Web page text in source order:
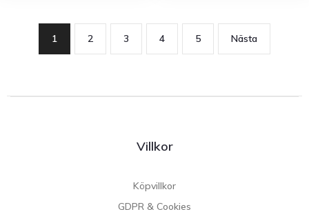
1 2 3 4 5 Nästa
Villkor
Köpvillkor
GDPR & Cookies